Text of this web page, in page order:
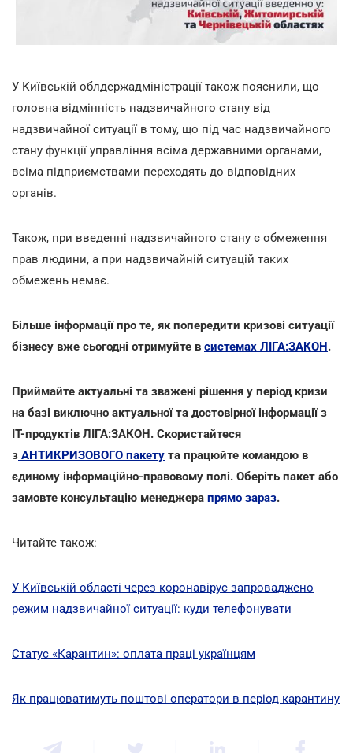
У Київській облдержадміністрації також пояснили, що
головна відмінність надзвичайного стану від
надзвичайної ситуації в тому, що під час надзвичайного
стану функції управління всіма державними органами,
всіма підприємствами переходять до відповідних
органів.
Також, при введенні надзвичайного стану є обмеження
прав людини, а при надзвичайній ситуацій таких
обмежень немає.
Більше інформації про те, як попередити кризові ситуації
бізнесу вже сьогодні отримуйте в системах ЛІГА:ЗАКОН.
Приймайте актуальні та зважені рішення у період кризи
на базі виключно актуальної та достовірної інформації з
ІТ-продуктів ЛІГА:ЗАКОН. Скористайтеся
з АНТИКРИЗОВОГО пакету та працюйте командою в
єдиному інформаційно-правовому полі. Оберіть пакет або
замовте консультацію менеджера прямо зараз.
Читайте також:
У Київській області через коронавірус запроваджено
режим надзвичайної ситуації: куди телефонувати
Статус «Карантин»: оплата праці українцям
Як працюватимуть поштові оператори в період карантину